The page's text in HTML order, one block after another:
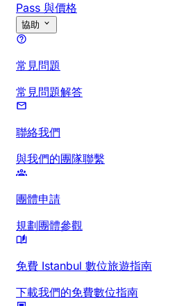
Pass 與價格
協助
常見問題
常見問題解答
聯絡我們
與我們的團隊聯繫
團體申請
規劃團體參觀
免費 Istanbul 數位旅遊指南
下載我們的免費數位指南